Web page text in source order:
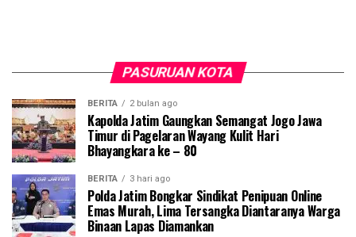
PASURUAN KOTA
BERITA 2 bulan ago
Kapolda Jatim Gaungkan Semangat Jogo Jawa
Timur di Pagelaran Wayang Kulit Hari
Bhayangkara ke – 80
BERITA 3 hari ago
Polda Jatim Bongkar Sindikat Penipuan Online
Emas Murah, Lima Tersangka Diantaranya Warga
Binaan Lapas Diamankan